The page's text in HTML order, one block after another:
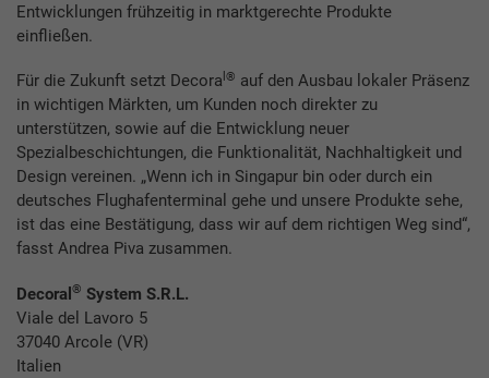
Entwicklungen frühzeitig in marktgerechte Produkte
einfließen.
Für die Zukunft setzt Decora l® auf den Ausbau lokaler Präsenz
in wichtigen Märkten, um Kunden noch direkter zu
unterstützen, sowie auf die Entwicklung neuer
Spezialbeschichtungen, die Funktionalität, Nachhaltigkeit und
Design vereinen. „Wenn ich in Singapur bin oder durch ein
deutsches Flughafenterminal gehe und unsere Produkte sehe,
ist das eine Bestätigung, dass wir auf dem richtigen Weg sind“,
fasst Andrea Piva zusammen.
Decoral ® System S.R.L.
Viale del Lavoro 5
37040 Arcole (VR)
Italien